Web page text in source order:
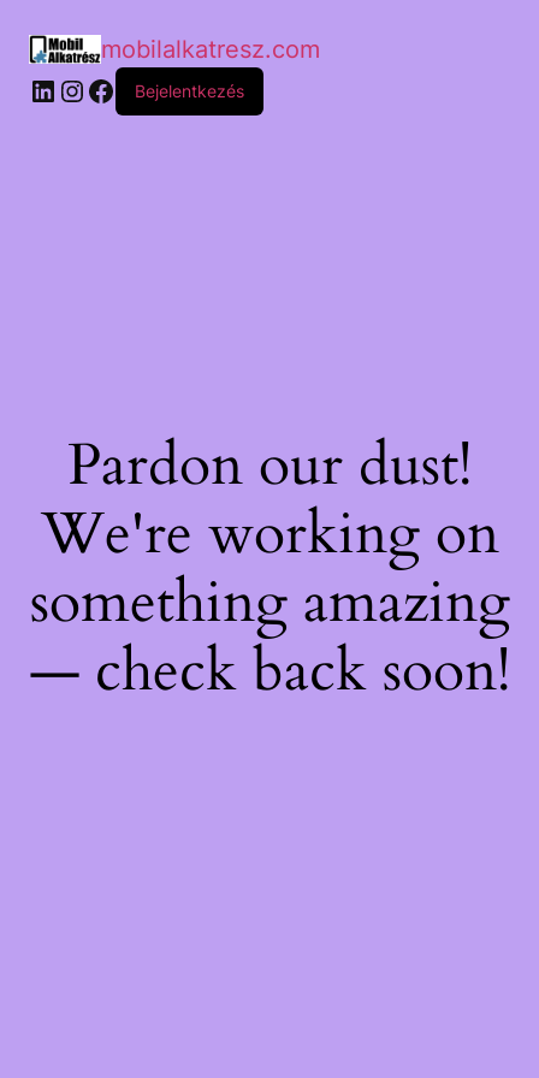
mobilalkatresz.com
Bejelentkezés
Pardon our dust!
We're working on
something amazing
— check back soon!